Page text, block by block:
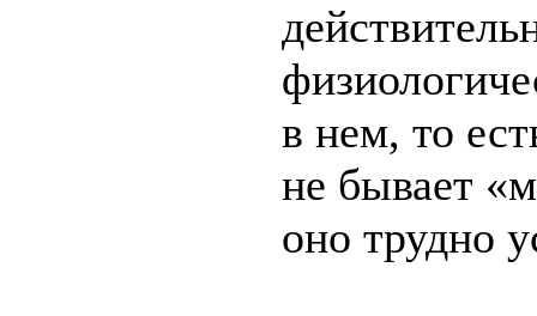
в нем, то
не бывает
оно трудно